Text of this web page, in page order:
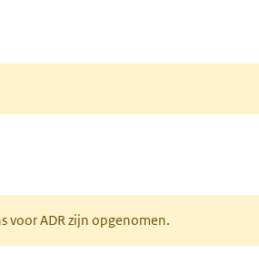
voor ADR zijn opgenomen.